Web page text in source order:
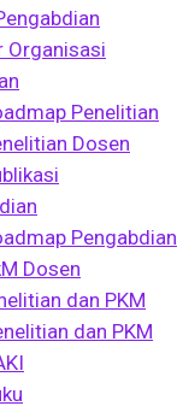
Organisasi
Penelitian
Dosen
Pengabdian
Dosen
dan PKM
dan PKM